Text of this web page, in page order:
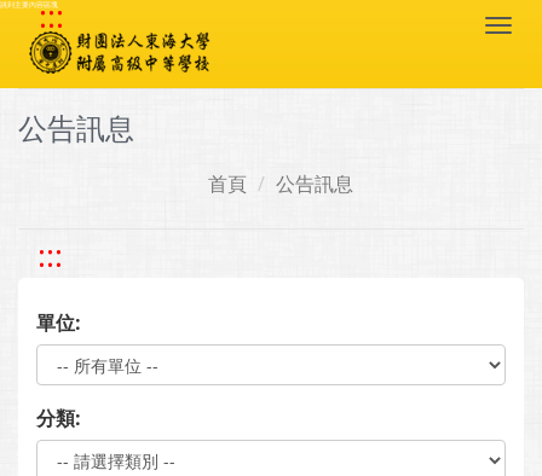
跳到主要內容區塊
:::
公告訊息
首頁 公告訊息
:::
單位:
分類: